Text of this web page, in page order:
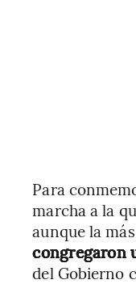
Para
marcha a la
aunque la
congregaron
del Gobierno